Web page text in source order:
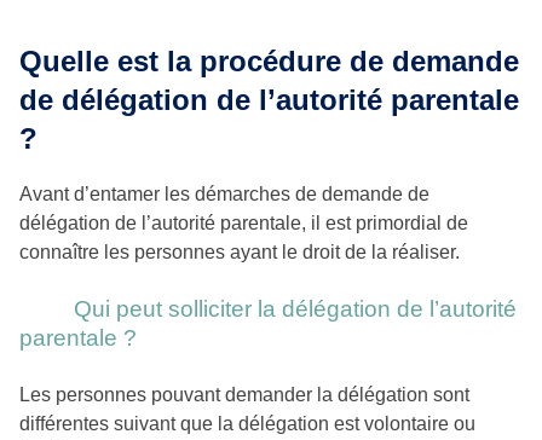
Quelle est la procédure de demande
de délégation de l’autorité parentale
?
Avant d’entamer les démarches de demande de
délégation de l’autorité parentale, il est primordial de
connaître les personnes ayant le droit de la réaliser.
Qui peut solliciter la délégation de l’autorité
parentale ?
Les personnes pouvant demander la délégation sont
différentes suivant que la délégation est volontaire ou